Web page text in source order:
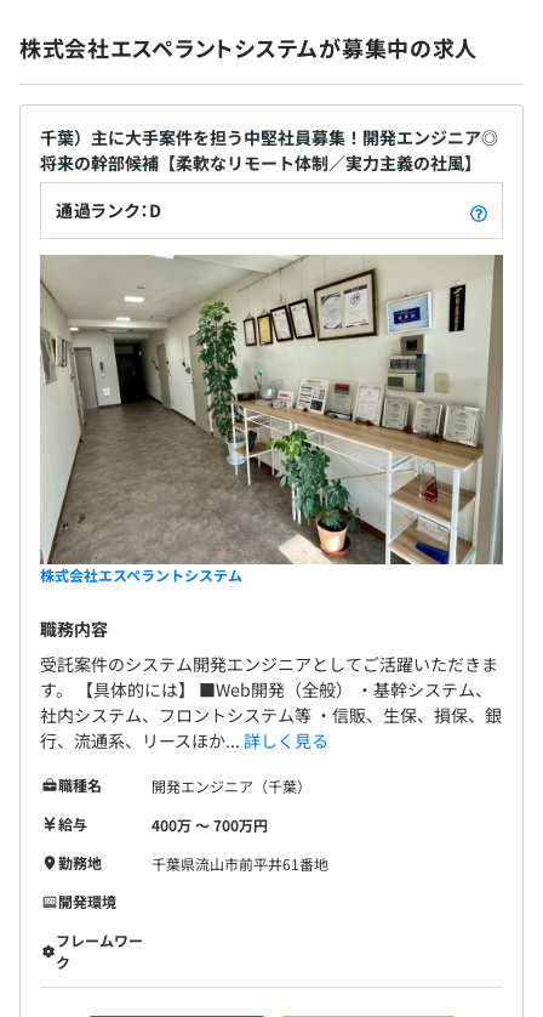
株式会社エスペラントシステムが募集中の求人
千葉）主に大手案件を担う中堅社員募集！開発エンジニア◎
将来の幹部候補【柔軟なリモート体制／実力主義の社風】
通過ランク：D
株式会社エスペラントシステム
職務内容
受託案件のシステム開発エンジニアとしてご活躍いただきま
す。 【具体的には】 ■Web開発（全般） ・基幹システム、
社内システム、フロントシステム等 ・信販、生保、損保、銀
行、流通系、リースほか... 詳しく見る
職種名
開発エンジニア（千葉）
給与
400万 〜 700万円
勤務地
千葉県流山市前平井61番地
開発環境
フレームワー
ク